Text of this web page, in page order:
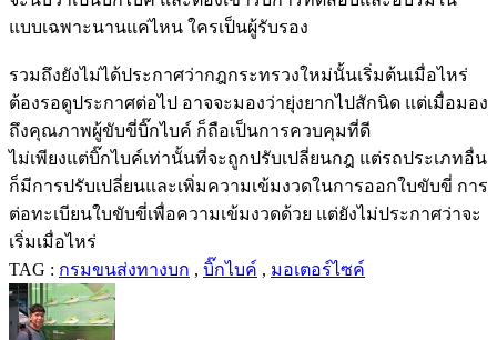
แบบเฉพาะนานแค่ไหน ใครเป็นผู้รับรอง
รวมถึงยังไม่ได้ประกาศว่ากฎกระทรวงใหม่นั้นเริ่มต้นเมื่อไหร่
ต้องรอดูประกาศต่อไป อาจจะมองว่ายุ่งยากไปสักนิด แต่เมื่อมอง
ถึงคุณภาพผู้ขับขี่บิ๊กไบค์ ก็ถือเป็นการควบคุมที่ดี
ไม่เพียงแต่บิ๊กไบค์เท่านั้นที่จะถูกปรับเปลี่ยนกฎ แต่รถประเภทอื่น
ก็มีการปรับเปลี่ยนและเพิ่มความเข้มงวดในการออกใบขับขี่ การ
ต่อทะเบียนใบขับขี่เพื่อความเข้มงวดด้วย แต่ยังไม่ประกาศว่าจะ
เริ่มเมื่อไหร่
TAG : กรมขนส่งทางบก , บิ๊กไบค์ , มอเตอร์ไซค์